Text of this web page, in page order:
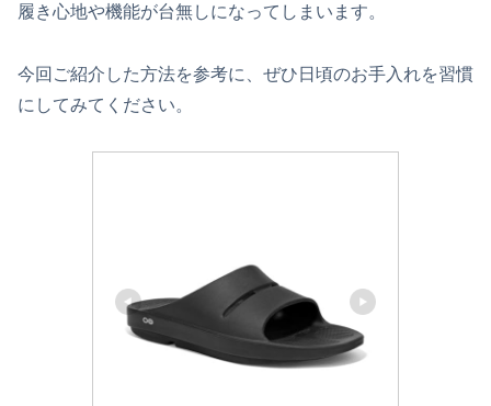
履き心地や機能が台無しになってしまいます。
今回ご紹介した方法を参考に、ぜひ日頃のお手入れを習慣
にしてみてください。